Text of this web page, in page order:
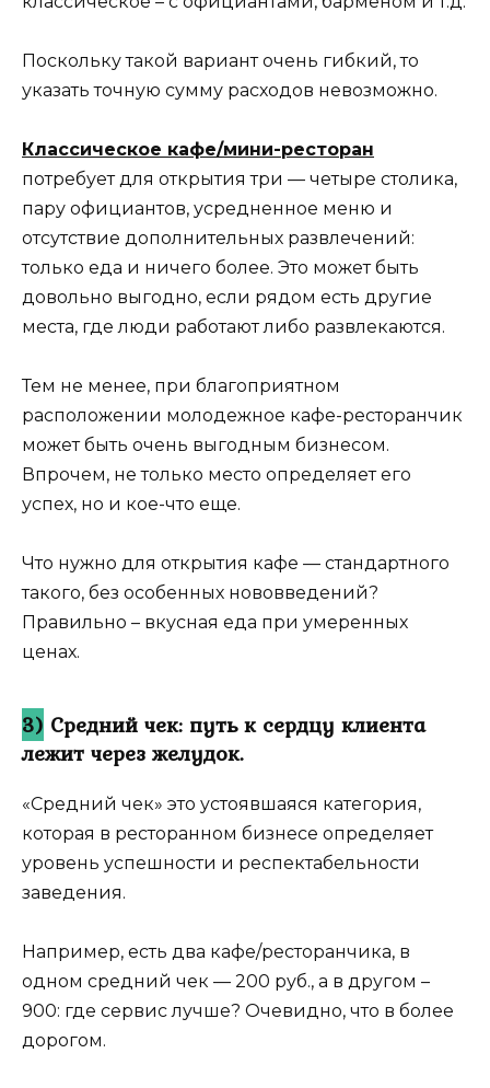
Поскольку такой вариант очень гибкий, то
указать точную сумму расходов невозможно.
Классическое кафе/мини-ресторан
потребует для открытия три — четыре столика,
пару официантов, усредненное меню и
отсутствие дополнительных развлечений:
только еда и ничего более. Это может быть
довольно выгодно, если рядом есть другие
места, где люди работают либо развлекаются.
Тем не менее, при благоприятном
расположении молодежное кафе-ресторанчик
может быть очень выгодным бизнесом.
Впрочем, не только место определяет его
успех, но и кое-что еще.
Что нужно для открытия кафе — стандартного
такого, без особенных нововведений?
Правильно – вкусная еда при умеренных
ценах.
3) Средний чек: путь к сердцу клиента
лежит через желудок.
«Средний чек» это устоявшаяся категория,
которая в ресторанном бизнесе определяет
уровень успешности и респектабельности
заведения.
Например, есть два кафе/ресторанчика, в
одном средний чек — 200 руб., а в другом –
900: где сервис лучше? Очевидно, что в более
дорогом.